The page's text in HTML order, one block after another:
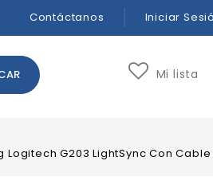
Contáctanos Iniciar
Mi lista
Logitech G203 LightSync Con